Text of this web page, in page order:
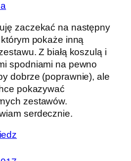
zaczekać na następny
pokaże inną
Z białą koszulą i
spodniami na pewno
dobrze (poprawnie), ale
pokazywać
zestawów.
serdecznie.